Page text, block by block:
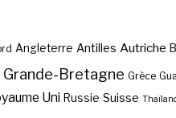
Angleterre Antilles Autriche
Grande-Bretagne Grèce
Uni Russie Suisse